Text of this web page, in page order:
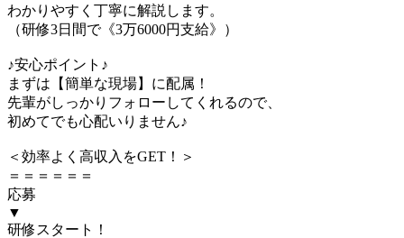
わかりやすく丁寧に解説します。
（研修3日間で《3万6000円支給》）
♪安心ポイント♪
まずは【簡単な現場】に配属！
先輩がしっかりフォローしてくれるので、
初めてでも心配いりません♪
＜効率よく高収入をGET！＞
＝＝＝＝＝＝
応募
▼
研修スタート！